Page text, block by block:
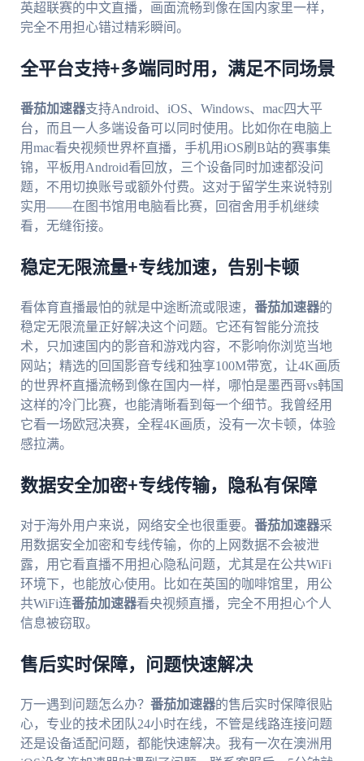
英超联赛的中文直播，画面流畅到像在国内家里一样，
完全不用担心错过精彩瞬间。
全平台支持+多端同时用，满足不同场景
番茄加速器支持Android、iOS、Windows、mac四大平
台，而且一人多端设备可以同时使用。比如你在电脑上
用mac看央视频世界杯直播，手机用iOS刷B站的赛事集
锦，平板用Android看回放，三个设备同时加速都没问
题，不用切换账号或额外付费。这对于留学生来说特别
实用——在图书馆用电脑看比赛，回宿舍用手机继续
看，无缝衔接。
稳定无限流量+专线加速，告别卡顿
看体育直播最怕的就是中途断流或限速， 番茄加速器的
稳定无限流量正好解决这个问题。它还有智能分流技
术，只加速国内的影音和游戏内容，不影响你浏览当地
网站；精选的回国影音专线和独享100M带宽，让4K画质
的世界杯直播流畅到像在国内一样，哪怕是墨西哥vs韩国
这样的冷门比赛，也能清晰看到每一个细节。我曾经用
它看一场欧冠决赛，全程4K画质，没有一次卡顿，体验
感拉满。
数据安全加密+专线传输，隐私有保障
对于海外用户来说，网络安全也很重要。 番茄加速器采
用数据安全加密和专线传输，你的上网数据不会被泄
露，用它看直播不用担心隐私问题，尤其是在公共WiFi
环境下，也能放心使用。比如在英国的咖啡馆里，用公
共WiFi连番茄加速器看央视频直播，完全不用担心个人
信息被窃取。
售后实时保障，问题快速解决
万一遇到问题怎么办？ 番茄加速器的售后实时保障很贴
心，专业的技术团队24小时在线，不管是线路连接问题
还是设备适配问题，都能快速解决。我有一次在澳洲用